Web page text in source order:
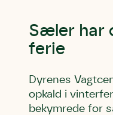
Sæler har
ferie
Dyrenes
opkald i
bekymrede for